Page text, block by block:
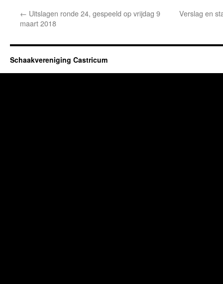
← Uitslagen ronde 24, gespeeld op vrijdag 9
maart 2018
Verslag en
Schaakvereniging Castricum